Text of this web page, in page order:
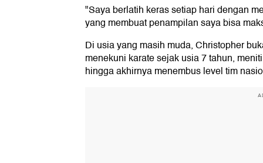
"Saya berlatih keras setiap hari dengan
yang membuat penampilan saya bisa
Di usia yang masih muda, Christopher
menekuni karate sejak usia 7 tahun,
hingga akhirnya menembus level tim